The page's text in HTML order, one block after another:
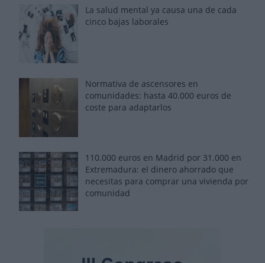
La salud mental ya causa una de cada
cinco bajas laborales
Normativa de ascensores en
comunidades: hasta 40.000 euros de
coste para adaptarlos
110.000 euros en Madrid por 31.000 en
Extremadura: el dinero ahorrado que
necesitas para comprar una vivienda por
comunidad